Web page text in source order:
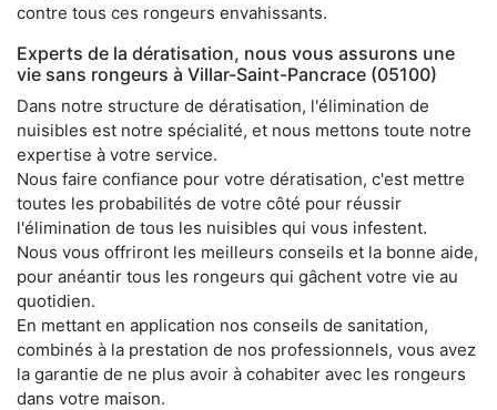
contre tous ces rongeurs envahissants.
Experts de la dératisation, nous vous assurons une
vie sans rongeurs à Villar-Saint-Pancrace (05100)
Dans notre structure de dératisation, l'élimination de
nuisibles est notre spécialité, et nous mettons toute notre
expertise à votre service.
Nous faire confiance pour votre dératisation, c'est mettre
toutes les probabilités de votre côté pour réussir
l'élimination de tous les nuisibles qui vous infestent.
Nous vous offriront les meilleurs conseils et la bonne aide,
pour anéantir tous les rongeurs qui gâchent votre vie au
quotidien.
En mettant en application nos conseils de sanitation,
combinés à la prestation de nos professionnels, vous avez
la garantie de ne plus avoir à cohabiter avec les rongeurs
dans votre maison.